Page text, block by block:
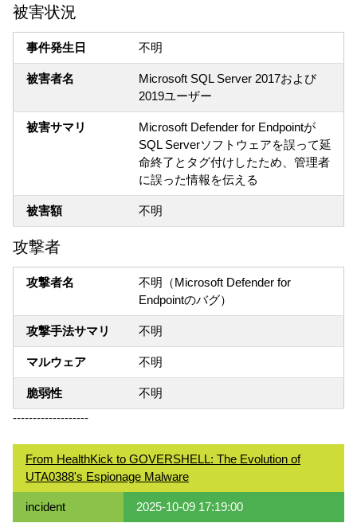
被害状況
事件発生日 不明
被害者名
Microsoft SQL Server 2017および
2019ユーザー
被害サマリ
Microsoft Defender for Endpointが
SQL Serverソフトウェアを誤って延
命終了とタグ付けしたため、管理者
に誤った情報を伝える
被害額 不明
攻撃者
攻撃者名
不明（Microsoft Defender for
Endpointのバグ）
攻撃手法サマリ 不明
マルウェア 不明
脆弱性
不明
-------------------
From HealthKick to GOVERSHELL: The Evolution of
UTA0388's Espionage Malware
incident 2025-10-09 17:19:00